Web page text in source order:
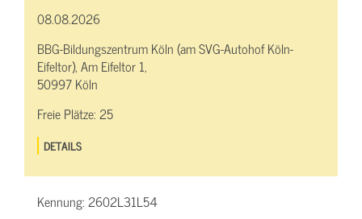
08.08.2026
BBG-Bildungszentrum Köln (am SVG-Autohof Köln-
Eifeltor), Am Eifeltor 1,
50997 Köln
Freie Plätze:25
DETAILS
Kennung:2602L31L54